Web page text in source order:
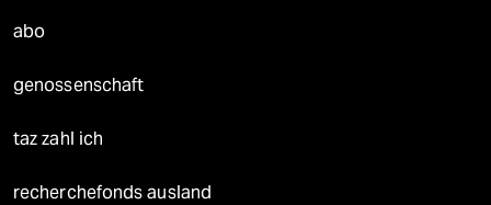
abo
genossenschaft
taz zahl ich
recherchefonds ausland